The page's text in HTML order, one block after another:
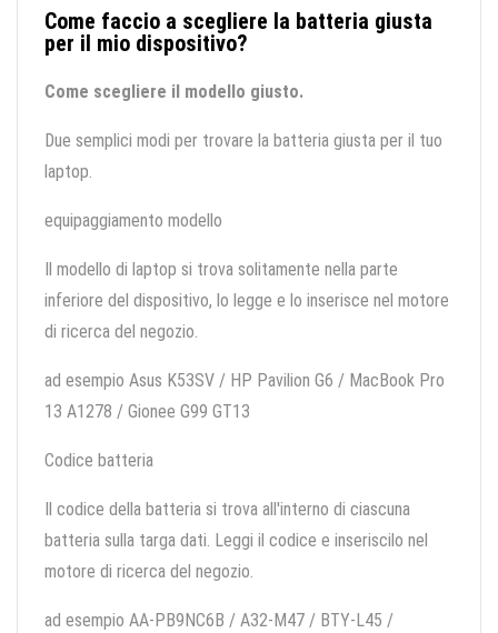
Come faccio a scegliere la batteria giusta
per il mio dispositivo?
Come scegliere il modello giusto.
Due semplici modi per trovare la batteria giusta per il tuo
laptop.
equipaggiamento modello
Il modello di laptop si trova solitamente nella parte
inferiore del dispositivo, lo legge e lo inserisce nel motore
di ricerca del negozio.
ad esempio Asus K53SV / HP Pavilion G6 / MacBook Pro
13 A1278 / Gionee G99 GT13
Codice batteria
Il codice della batteria si trova all'interno di ciascuna
batteria sulla targa dati. Leggi il codice e inseriscilo nel
motore di ricerca del negozio.
ad esempio AA-PB9NC6B / A32-M47 / BTY-L45 /